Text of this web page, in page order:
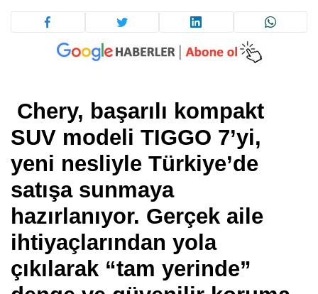
Chery, başarılı kompakt
SUV modeli TIGGO 7’yi,
yeni nesliyle Türkiye’de
satışa sunmaya
hazırlanıyor. Gerçek aile
ihtiyaçlarından yola
çıkılarak “tam yerinde”